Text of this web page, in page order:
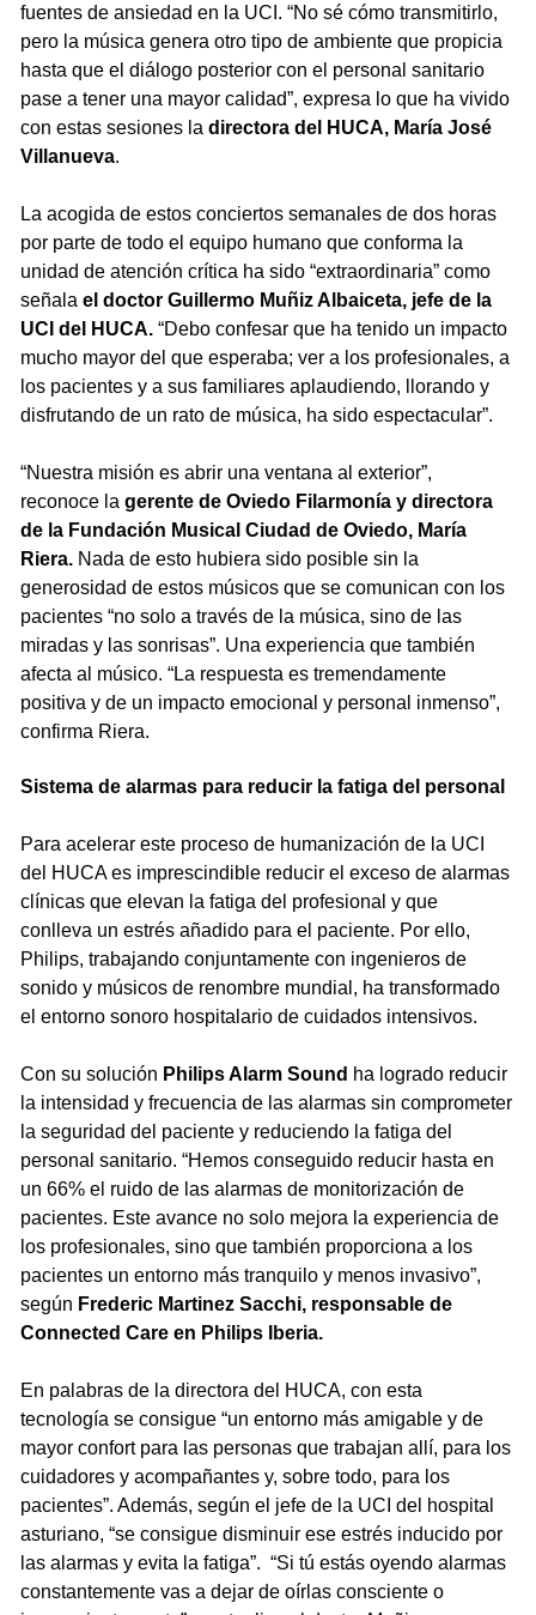
fuentes de ansiedad en la UCI. “No sé cómo transmitirlo,
pero la música genera otro tipo de ambiente que propicia
hasta que el diálogo posterior con el personal sanitario
pase a tener una mayor calidad”, expresa lo que ha vivido
con estas sesiones ladirectora del HUCA, María José
Villanueva.
La acogida de estos conciertos semanales de dos horas
por parte de todo el equipo humano que conforma la
unidad de atención crítica ha sido “extraordinaria” como
señalael doctor Guillermo Muñiz Albaiceta, jefe de la
UCI del HUCA. “Debo confesar que ha tenido un impacto
mucho mayor del que esperaba; ver a los profesionales, a
los pacientes y a sus familiares aplaudiendo, llorando y
disfrutando de un rato de música, ha sido espectacular”.
“Nuestra misión es abrir una ventana al exterior”,
reconoce lagerente de Oviedo Filarmonía y directora
de la Fundación Musical Ciudad de Oviedo, María
Riera. Nada de esto hubiera sido posible sin la
generosidad de estos músicos que se comunican con los
pacientes “no solo a través de la música, sino de las
miradas y las sonrisas”. Una experiencia que también
afecta al músico. “La respuesta es tremendamente
positiva y de un impacto emocional y personal inmenso”,
confirma Riera.
Sistema de alarmas para reducir la fatiga del personal
Para acelerar este proceso de humanización de la UCI
del HUCA es imprescindible reducir el exceso de alarmas
clínicas que elevan la fatiga del profesional y que
conlleva un estrés añadido para el paciente. Por ello,
Philips, trabajando conjuntamente con ingenieros de
sonido y músicos de renombre mundial, ha transformado
el entorno sonoro hospitalario de cuidados intensivos.
Con su solución Philips Alarm Sound ha logrado reducir
la intensidad y frecuencia de las alarmas sin comprometer
la seguridad del paciente y reduciendo la fatiga del
personal sanitario. “Hemos conseguido reducir hasta en
un 66% el ruido de las alarmas de monitorización de
pacientes. Este avance no solo mejora la experiencia de
los profesionales, sino que también proporciona a los
pacientes un entorno más tranquilo y menos invasivo”,
según Frederic Martinez Sacchi, responsable de
Connected Care en Philips Iberia.
En palabras de la directora del HUCA, con esta
tecnología se consigue “un entorno más amigable y de
mayor confort para las personas que trabajan allí, para los
cuidadores y acompañantes y, sobre todo, para los
pacientes”. Además, según el jefe de la UCI del hospital
asturiano, “se consigue disminuir ese estrés inducido por
las alarmas y evita la fatiga”. “Si tú estás oyendo alarmas
constantemente vas a dejar de oírlas consciente o